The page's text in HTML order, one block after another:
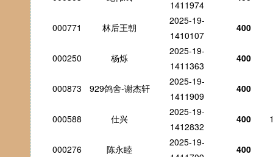
1411974
000771 林后王朝
2025-19-
1410107
400
000250 杨烁
2025-19-
1411363
400
000873 929鸽舍-谢杰轩
2025-19-
1411909
400
000588 仕兴
2025-19-
1412832
400
000276 陈永睦
2025-19-
400